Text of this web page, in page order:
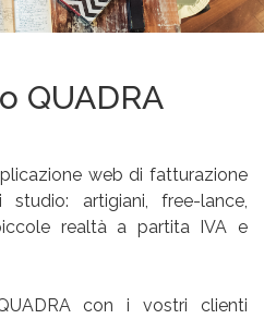
QUADRA
web di fatturazione
artigiani, free-lance,
realtà a partita IVA e
con i vostri clienti